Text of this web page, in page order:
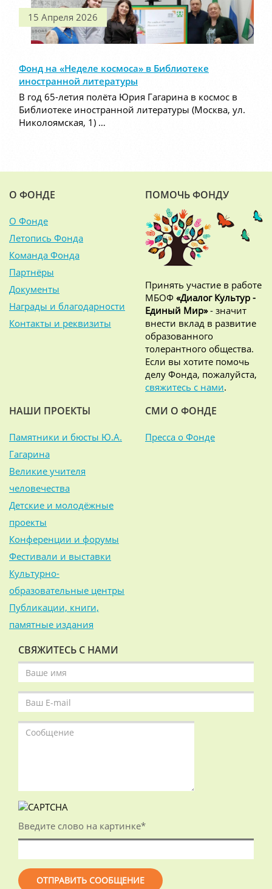
15 Апреля 2026
Фонд на «Неделе космоса» в Библиотеке
иностранной литературы
В год 65-летия полёта Юрия Гагарина в космос в
Библиотеке иностранной литературы (Москва, ул.
Николоямская, 1) …
О ФОНДЕ
О Фонде
Летопись Фонда
Команда Фонда
Партнёры
Документы
Награды и благодарности
Контакты и реквизиты
ПОМОЧЬ ФОНДУ
Принять участие в работе
МБОФ «Диалог Культур -
Единый Мир»- значит
внести вклад в развитие
образованного
толерантного общества.
Если вы хотите помочь
делу Фонда, пожалуйста,
свяжитесь с нами.
НАШИ ПРОЕКТЫ
Памятники и бюсты Ю.А.
Гагарина
Великие учителя
человечества
Детские и молодёжные
проекты
Конференции и форумы
Фестивали и выставки
Культурно-
образовательные центры
Публикации, книги,
памятные издания
СМИ О ФОНДЕ
Пресса о Фонде
СВЯЖИТЕСЬ С НАМИ
Введите слово на картинке*